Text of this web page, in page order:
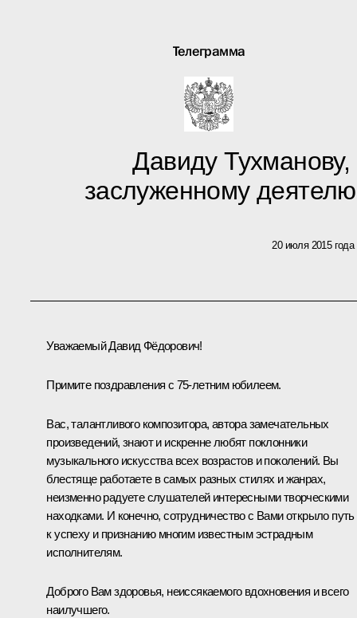
Телеграмма
Давиду Тухманову,
заслуженному
20 июля 2015 года
Уважаемый Давид Фёдорович!
Примите поздравления с 75-летним юбилеем.
Вас, талантливого композитора, автора замечательных
произведений, знают и искренне любят поклонники
музыкального искусства всех возрастов и поколений. Вы
блестяще работаете в самых разных стилях и жанрах,
неизменно радуете слушателей интересными творческими
находками. И конечно, сотрудничество с Вами открыло путь
к успеху и признанию многим известным эстрадным
исполнителям.
Доброго Вам здоровья, неиссякаемого вдохновения и всего
наилучшего.